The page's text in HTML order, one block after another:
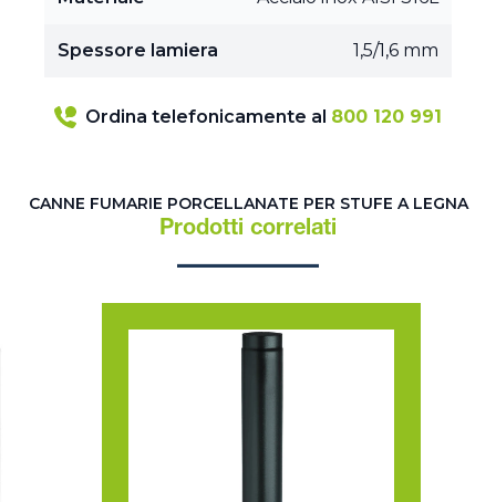
Spessore lamiera 1,5/1,6 mm
Ordina telefonicamente al 800 120 991
CANNE FUMARIE PORCELLANATE PER STUFE A LEGNA
Prodotti correlati